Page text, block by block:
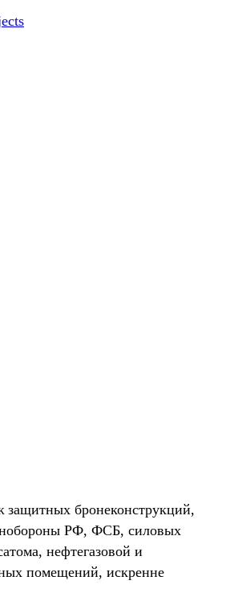
бронеконструкций,
РФ, ФСБ, силовых
нефтегазовой и
помещений, искренне